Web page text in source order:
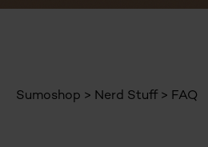
Sumoshop Nerd Stuff FAQ